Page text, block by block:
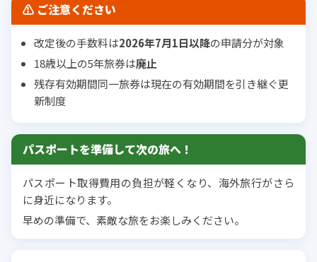
⚠ ご注意ください
改定後の手数料は2026年7月1日以降の申請分が対象
18歳以上の5年旅券は廃止
残存有効期間同一旅券は現在の有効期間を引き継ぐ更
新制度
パスポートを準備して次の旅へ！
パスポート取得費用の負担が軽くなり、海外旅行がさら
に身近になります。
早めの準備で、素敵な旅をお楽しみください。